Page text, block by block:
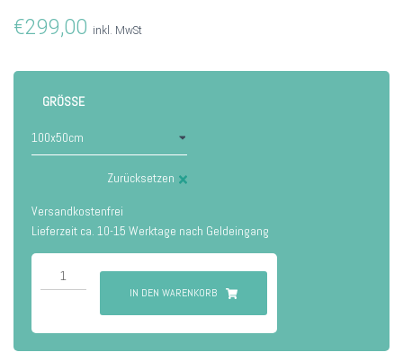
€299,00 inkl. MwSt
GRÖSSE
Zurücksetzen
Versandkostenfrei
Lieferzeit ca. 10-15 Werktage nach Geldeingang
Echsenhaut
Menge
IN DEN WARENKORB